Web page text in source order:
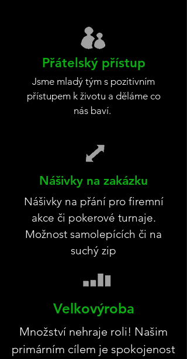
Přátelský přístup
Jsme mladý tým s pozitivním
přístupem k životu a děláme co
nás baví.
Nášivky na zakázku
Nášivky na přání pro firemní
akce či pokerové turnaje.
Možnost samolepících či na
suchý zip
Velkovýroba
Množství nehraje roli! Našim
primárním cílem je spokojenost